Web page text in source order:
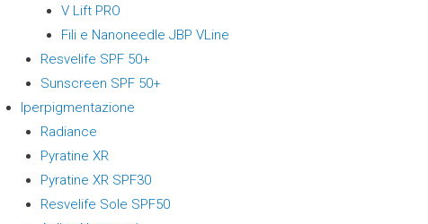
V Lift PRO
Fili e Nanoneedle JBP VLine
Resvelife SPF 50+
Sunscreen SPF 50+
Iperpigmentazione
Radiance
Pyratine XR
Pyratine XR SPF30
Resvelife Sole SPF50